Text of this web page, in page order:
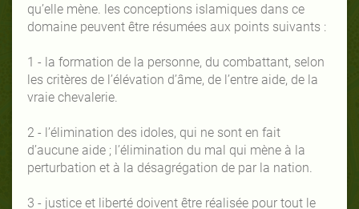
qu’elle mène. les conceptions islamiques dans ce
domaine peuvent être résumées aux points suivants :
1 - la formation de la personne, du combattant, selon
les critères de l’élévation d’âme, de l’entre aide, de la
vraie chevalerie.
2 - l’élimination des idoles, qui ne sont en fait
d’aucune aide ; l’élimination du mal qui mène à la
perturbation et à la désagrégation de par la nation.
3 - justice et liberté doivent être réalisée pour tout le